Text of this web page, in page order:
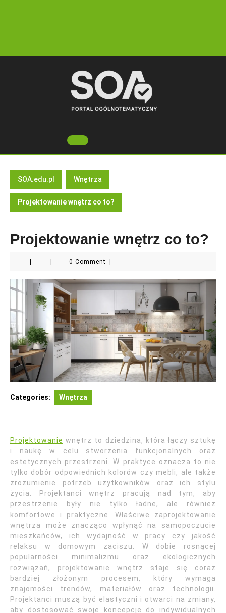
Open
Button
SOA.edu.pl Wnętrza
Projektowanie wnętrz co to?
Projektowanie wnętrz co to?
0 Comment
Categories: Wnętrza
Projektowanie wnętrz to dziedzina, która łączy sztukę
i naukę w celu stworzenia funkcjonalnych oraz
estetycznych przestrzeni. W praktyce oznacza to nie
tylko dobór odpowiednich kolorów czy mebli, ale także
zrozumienie potrzeb użytkowników oraz ich stylu
życia. Projektanci wnętrz pracują nad tym, aby
przestrzenie były nie tylko ładne, ale również
komfortowe i praktyczne. Właściwe zaprojektowanie
wnętrza może znacząco wpłynąć na samopoczucie
mieszkańców, ich wydajność w pracy czy jakość
relaksu w domowym zaciszu. W dobie rosnącej
popularności minimalizmu oraz ekologicznych
rozwiązań, projektowanie wnętrz staje się coraz
bardziej złożonym procesem, który wymaga
znajomości trendów, materiałów oraz technologii.
Projektanci muszą być elastyczni i otwarci na zmiany,
aby dostosować swoje koncepcje do indywidualnych